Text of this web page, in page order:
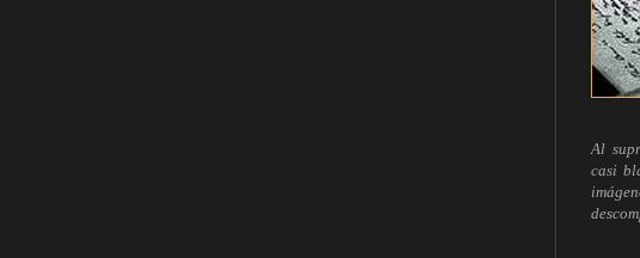
Al
casi